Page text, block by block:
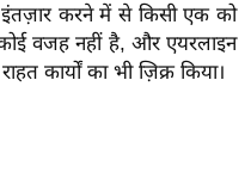
इंतज़ार करने में से किसी एक को
वजह नहीं है, और एयरलाइन
कार्यों का भी ज़िक्र किया।